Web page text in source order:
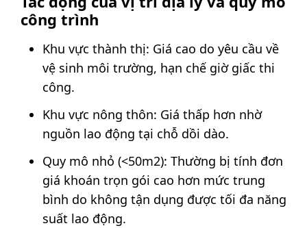
công trình
Khu vực thành thị: Giá cao do yêu cầu về
vệ sinh môi trường, hạn chế giờ giấc thi
công.
Khu vực nông thôn: Giá thấp hơn nhờ
nguồn lao động tại chỗ dồi dào.
Quy mô nhỏ (<50m2): Thường bị tính đơn
giá khoán trọn gói cao hơn mức trung
bình do không tận dụng được tối đa năng
suất lao động.